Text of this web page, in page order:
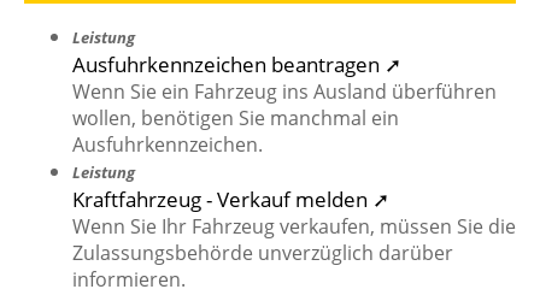
Leistung
Ausfuhrkennzeichen beantragen ➚
Wenn Sie ein Fahrzeug ins Ausland überführen
wollen, benötigen Sie manchmal ein
Ausfuhrkennzeichen.
Leistung
Kraftfahrzeug - Verkauf melden ➚
Wenn Sie Ihr Fahrzeug verkaufen, müssen Sie die
Zulassungsbehörde unverzüglich darüber
informieren.